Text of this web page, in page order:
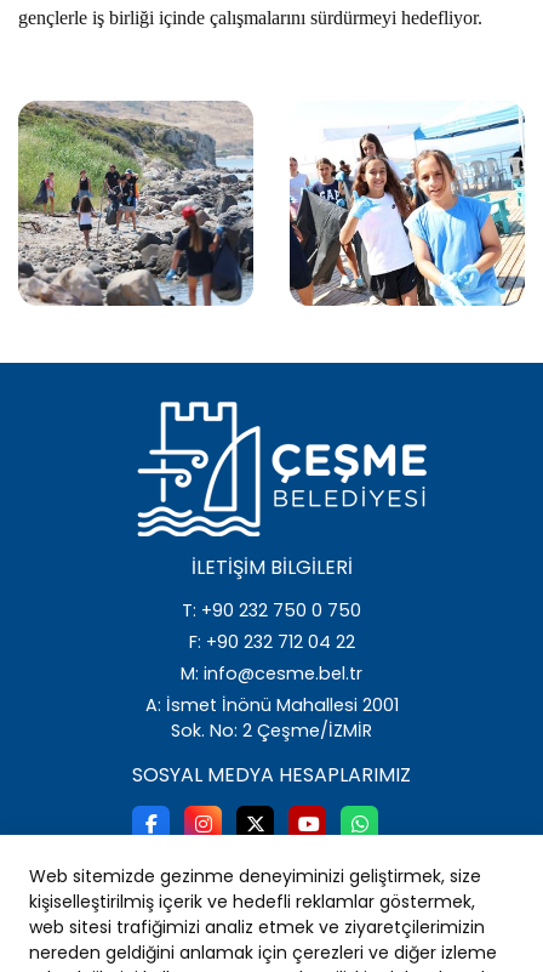
Web sitemizde gezinme deneyiminizi geliştirmek, size
kişiselleştirilmiş içerik ve hedefli reklamlar göstermek,
web sitesi trafiğimizi analiz etmek ve ziyaretçilerimizin
nereden geldiğini anlamak için çerezleri ve diğer izleme
gençlerle iş birliği içinde çalışmalarını sürdürmeyi hedefliyor.
İLETIŞIM BILGILERI
T: +90 232 750 0 750
F: +90 232 712 04 22
M: info@cesme.bel.tr
A: İsmet İnönü Mahallesi 2001
Sok. No: 2 Çeşme/İZMİR
SOSYAL MEDYA HESAPLARIMIZ